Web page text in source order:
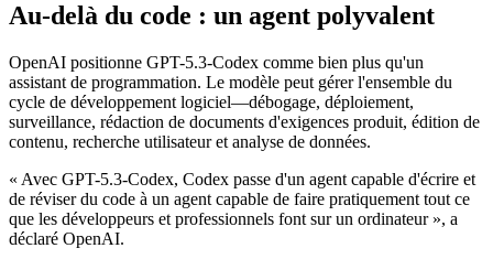
Au-delà du code : un agent polyvalent
OpenAI positionne GPT-5.3-Codex comme bien plus qu'un
assistant de programmation. Le modèle peut gérer l'ensemble du
cycle de développement logiciel—débogage, déploiement,
surveillance, rédaction de documents d'exigences produit, édition de
contenu, recherche utilisateur et analyse de données.
« Avec GPT-5.3-Codex, Codex passe d'un agent capable d'écrire et
de réviser du code à un agent capable de faire pratiquement tout ce
que les développeurs et professionnels font sur un ordinateur », a
déclaré OpenAI.